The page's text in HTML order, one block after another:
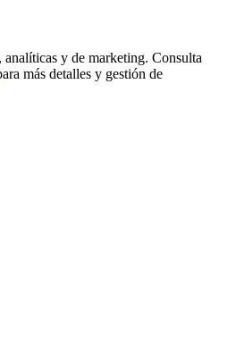
y de marketing. Consulta
más detalles y gestión de